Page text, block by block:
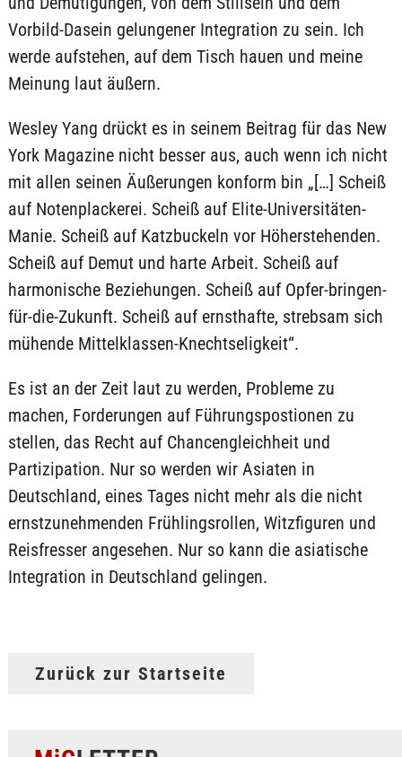
Vorbild-Dasein gelungener Integration zu sein. Ich
werde aufstehen, auf dem Tisch hauen und meine
Meinung laut äußern.
Wesley Yang drückt es in seinem Beitrag für das New
York Magazine nicht besser aus, auch wenn ich nicht
mit allen seinen Äußerungen konform bin „[…] Scheiß
auf Notenplackerei. Scheiß auf Elite-Universitäten-
Manie. Scheiß auf Katzbuckeln vor Höherstehenden.
Scheiß auf Demut und harte Arbeit. Scheiß auf
harmonische Beziehungen. Scheiß auf Opfer-bringen-
für-die-Zukunft. Scheiß auf ernsthafte, strebsam sich
mühende Mittelklassen-Knechtseligkeit“.
Es ist an der Zeit laut zu werden, Probleme zu
machen, Forderungen auf Führungspostionen zu
stellen, das Recht auf Chancengleichheit und
Partizipation. Nur so werden wir Asiaten in
Deutschland, eines Tages nicht mehr als die nicht
ernstzunehmenden Frühlingsrollen, Witzfiguren und
Reisfresser angesehen. Nur so kann die asiatische
Integration in Deutschland gelingen.
Zurück zur Startseite